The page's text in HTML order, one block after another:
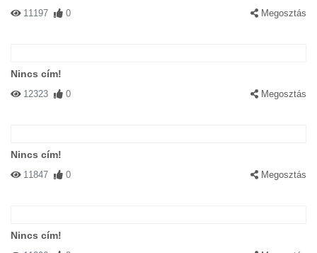
11197 0 Megosztás
Nincs cím!
12323 0 Megosztás
Nincs cím!
11847 0 Megosztás
Nincs cím!